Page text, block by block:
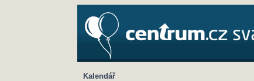
Kalendář